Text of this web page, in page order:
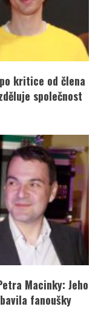
kritice od člena
společnost
Macinky: Jeho
fanoušky